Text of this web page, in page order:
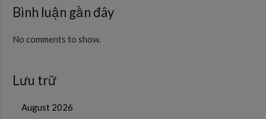
Bình luận gần đây
No comments to show.
Lưu trữ
August 2026